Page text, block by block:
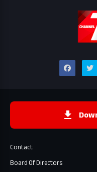
Contact
Board Of Directors